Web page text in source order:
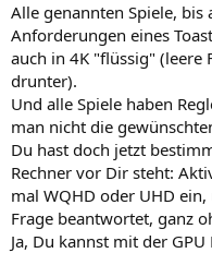
Alle genannten Spiele, bis
Anforderungen eines
auch in 4K "flüssig" (leere
drunter).
Und alle Spiele haben
man nicht die
Du hast doch jetzt
Rechner vor Dir steht:
mal WQHD oder UHD ein,
Frage beantwortet, ganz
Ja, Du kannst mit der